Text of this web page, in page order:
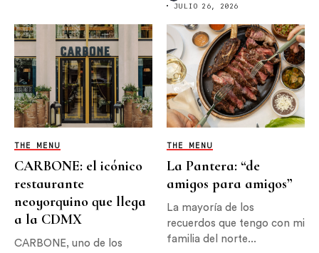
JULIO 26, 2026
THE MENU
CARBONE: el icónico
restaurante
neoyorquino que llega
a la CDMX
CARBONE, uno de los
THE MENU
La Pantera: “de
amigos para amigos”
La mayoría de los
recuerdos que tengo con mi
familia del norte...